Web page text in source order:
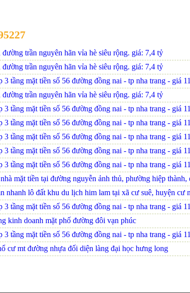
đường trần nguyên hãn vỉa hè siêu rộng. giá: 7,4 tỷ
đường trần nguyên hãn vỉa hè siêu rộng. giá: 7,4 tỷ
3 tầng mặt tiền số 56 đường đồng nai - tp nha trang - giá
đường trần nguyên hãn vỉa hè siêu rộng. giá: 7,4 tỷ
3 tầng mặt tiền số 56 đường đồng nai - tp nha trang - giá
3 tầng mặt tiền số 56 đường đồng nai - tp nha trang - giá
3 tầng mặt tiền số 56 đường đồng nai - tp nha trang - giá
3 tầng mặt tiền số 56 đường đồng nai - tp nha trang - giá
3 tầng mặt tiền số 56 đường đồng nai - tp nha trang - giá
mặt tiền tại đường nguyễn ảnh thủ, phường hiệp thành,
nhanh lô đất khu du lịch him lam tại xã cư suê, huyện cư
3 tầng mặt tiền số 56 đường đồng nai - tp nha trang - giá
kinh doanh mặt phố đường đôi vạn phúc
3 tầng mặt tiền số 56 đường đồng nai - tp nha trang - giá
cư mt đường nhựa đối diện làng đại học hưng long